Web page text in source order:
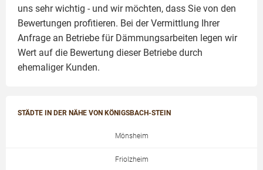
uns sehr wichtig - und wir möchten, dass Sie von den
Bewertungen profitieren. Bei der Vermittlung Ihrer
Anfrage an Betriebe für Dämmungsarbeiten legen wir
Wert auf die Bewertung dieser Betriebe durch
ehemaliger Kunden.
STÄDTE IN DER NÄHE VON KÖNIGSBACH-STEIN
Mönsheim
Friolzheim